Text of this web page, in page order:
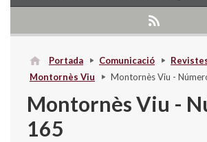
Portada Comunicació
Montornès Viu
Montornès Viu -
Montornès Viu -
165